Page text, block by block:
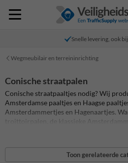
Snelle levering, ook
Wegmeubilair en terreininrichting
Conische straatpalen
Conische straatpaaltjes nodig? Wij
Amsterdamse paaltjes en Haagse
Amsterdammertjes en Hagenaartjes.
troittoirpalen, de klassieke
Overal toe te passen door zijn fraaie
originele stalen Amsterdamse paaltjes
stadswapen in reliëf, zijn de conische
zonder wapen en in elke gewenste RAL
Toon gerelateerde